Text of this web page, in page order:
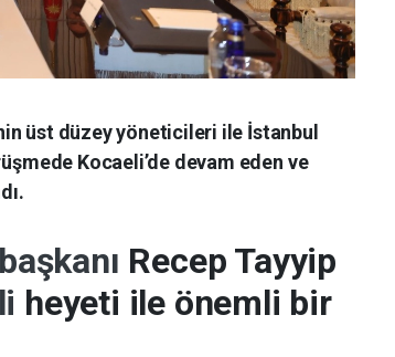
üst düzey yöneticileri ile İstanbul
Kocaeli’de devam eden ve
Recep Tayyip
heyeti ile önemli bir